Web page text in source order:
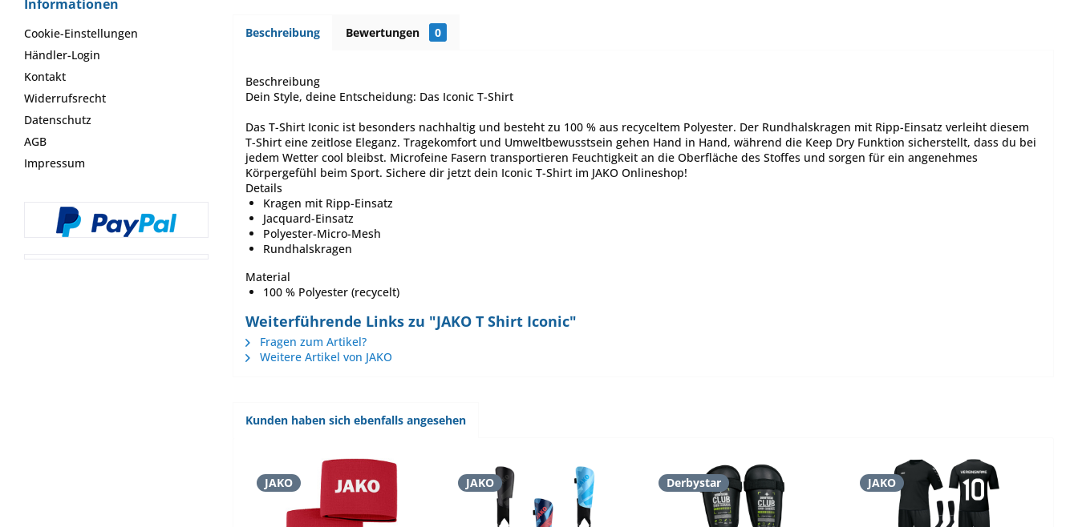
Informationen
Cookie-Einstellungen
Händler-Login
Kontakt
Widerrufsrecht
Datenschutz
AGB
Impressum
Beschreibung Bewertungen 0
Beschreibung
Dein Style, deine Entscheidung: Das Iconic T-Shirt
Das T-Shirt Iconic ist besonders nachhaltig und besteht zu 100 % aus recyceltem Polyester. Der Rundhalskragen mit Ripp-Einsatz verleiht diesem
T-Shirt eine zeitlose Eleganz. Tragekomfort und Umweltbewusstsein gehen Hand in Hand, während die Keep Dry Funktion sicherstellt, dass du bei
jedem Wetter cool bleibst. Microfeine Fasern transportieren Feuchtigkeit an die Oberfläche des Stoffes und sorgen für ein angenehmes
Körpergefühl beim Sport. Sichere dir jetzt dein Iconic T-Shirt im JAKO Onlineshop!
Details
Kragen mit Ripp-Einsatz
Jacquard-Einsatz
Polyester-Micro-Mesh
Rundhalskragen
Material
100 % Polyester (recycelt)
Weiterführende Links zu "JAKO T Shirt Iconic"
Fragen zum Artikel?
Weitere Artikel von JAKO
Kunden haben sich ebenfalls angesehen
JAKO JAKO Derbystar JAKO